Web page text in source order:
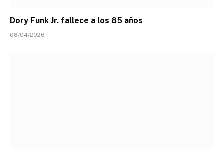
Dory Funk Jr. fallece a los 85 años
08/04/2026